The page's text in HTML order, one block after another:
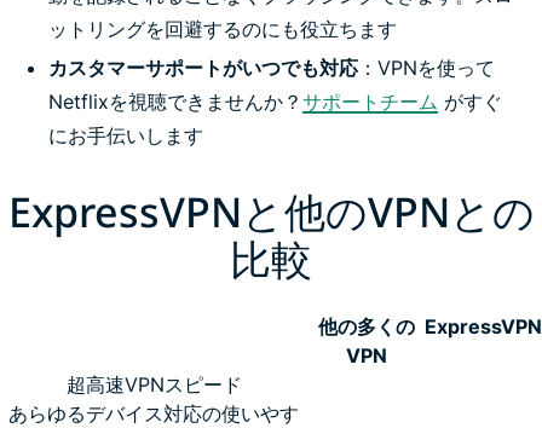
ットリングを回避するのにも役立ちます
カスタマーサポートがいつでも対応 ：VPNを使って
Netflixを視聴できませんか？ サポートチーム がすぐ
にお手伝いします
ExpressVPNと他のVPNとの
比較
他の多くの
VPN
ExpressVPN
超高速VPNスピード
あらゆるデバイス対応の使いやす